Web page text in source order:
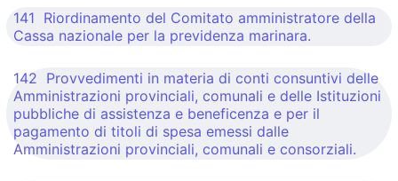
141 Riordinamento del Comitato amministratore della
Cassa nazionale per la previdenza marinara.
142 Provvedimenti in materia di conti consuntivi delle
Amministrazioni provinciali, comunali e delle Istituzioni
pubbliche di assistenza e beneficenza e per il
pagamento di titoli di spesa emessi dalle
Amministrazioni provinciali, comunali e consorziali.